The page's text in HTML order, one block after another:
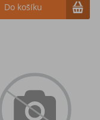
Do košíku